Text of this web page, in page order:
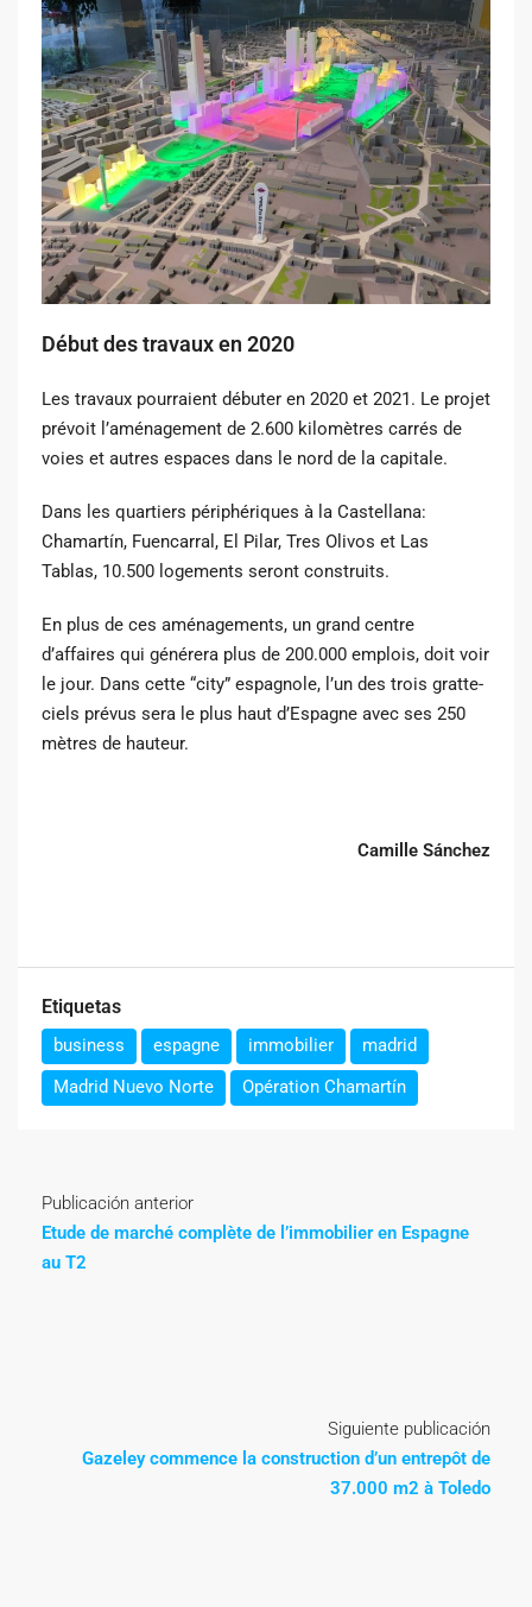
Début des travaux en 2020
Les travaux pourraient débuter en 2020 et 2021. Le projet
prévoit l’aménagement de 2.600 kilomètres carrés de
voies et autres espaces dans le nord de la capitale.
Dans les quartiers périphériques à la Castellana:
Chamartín, Fuencarral, El Pilar, Tres Olivos et Las
Tablas, 10.500 logements seront construits.
En plus de ces aménagements, un grand centre
d’affaires qui générera plus de 200.000 emplois, doit voir
le jour. Dans cette “city” espagnole, l’un des trois gratte-
ciels prévus sera le plus haut d’Espagne avec ses 250
mètres de hauteur.
Camille Sánchez
Etiquetas
business espagne immobilier
madrid
Madrid Nuevo Norte
Opération Chamartín
Publicación anterior
Etude de marché complète de l’immobilier en Espagne
au T2
Siguiente publicación
Gazeley commence la construction d’un entrepôt de
37.000 m2 à Toledo